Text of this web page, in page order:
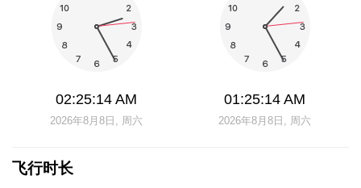
02:25:14 AM
2026年8月8日, 周六
01:25:14 AM
2026年8月8日, 周六
飞行时长